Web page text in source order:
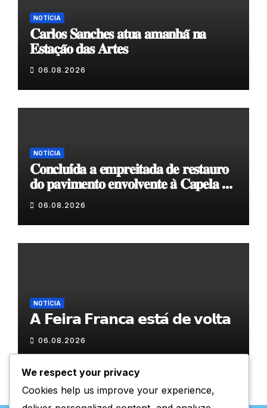
NOTÍCIA
𝐂𝐚𝐫𝐥𝐨𝐬 𝐒𝐚𝐧𝐜𝐡𝐞𝐬 𝐚𝐭𝐮𝐚 𝐚𝐦𝐚𝐧𝐡𝐚̃ 𝐧𝐚
𝐄𝐬𝐭𝐚𝐜̧𝐚̃𝐨 𝐝𝐚𝐬 𝐀𝐫𝐭𝐞𝐬
06.08.2026
NOTÍCIA
𝐂𝐨𝐧𝐜𝐥𝐮𝐢́𝐝𝐚 𝐚 𝐞𝐦𝐩𝐫𝐞𝐢𝐭𝐚𝐝𝐚 𝐝𝐞 𝐫𝐞𝐬𝐭𝐚𝐮𝐫𝐨
𝐝𝐨 𝐩𝐚𝐯𝐢𝐦𝐞𝐧𝐭𝐨 𝐞𝐧𝐯𝐨𝐥𝐯𝐞𝐧𝐭𝐞 𝐚̀ 𝐂𝐚𝐩𝐞𝐥𝐚 𝐝𝐞
𝐂𝐨𝐯𝐚𝐬
06.08.2026
NOTÍCIA
𝗔 𝗙𝗲𝗶𝗿𝗮 𝗙𝗿𝗮𝗻𝗰𝗮 𝗲𝘀𝘁𝗮́ 𝗱𝗲 𝘃𝗼𝗹𝘁𝗮
06.08.2026
We respect your privacy
Cookies help us improve your experience,